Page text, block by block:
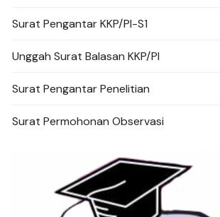
Surat Pengantar KKP/PI-S1
Unggah Surat Balasan KKP/PI
Surat Pengantar Penelitian
Surat Permohonan Observasi